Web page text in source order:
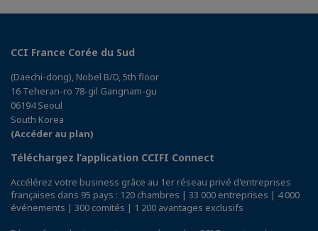
CCI France Corée du Sud
(Daechi-dong), Nobel B/D, 5th floor
16 Teheran-ro 78-gil Gangnam-gu
06194 Seoul
South Korea
(Accéder au plan)
Téléchargez l’application CCIFI Connect
Accélérez votre business grâce au 1er réseau privé d'entreprises
françaises dans 95 pays : 120 chambres | 33 000 entreprises | 4 000
événements | 300 comités | 1 200 avantages exclusifs